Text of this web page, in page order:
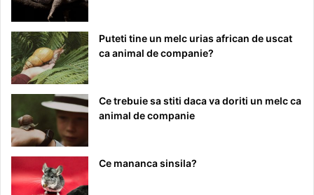
Puteti tine un melc urias african de uscat
ca animal de companie?
Ce trebuie sa stiti daca va doriti un melc ca
animal de companie
Ce mananca sinsila?